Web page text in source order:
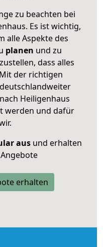
zu beachten bei
Es ist wichtig,
alle Aspekte des
planen und zu
dass alles
der richtigen
Heiligenhaus
werden und dafür
ausund erhalten
erhalten